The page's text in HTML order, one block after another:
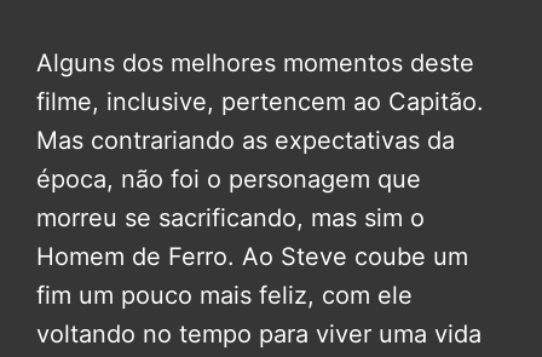
Alguns dos melhores momentos deste
filme, inclusive, pertencem ao Capitão.
Mas contrariando as expectativas da
época, não foi o personagem que
morreu se sacrificando, mas sim o
Homem de Ferro. Ao Steve coube um
fim um pouco mais feliz, com ele
voltando no tempo para viver uma vida